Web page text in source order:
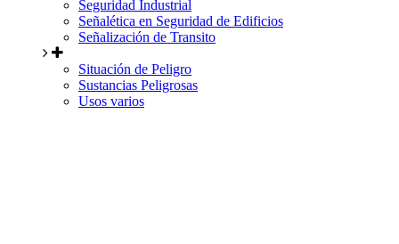
Seguridad Industrial
Señalética en Seguridad de Edificios
Señalización de Transito
Situación de Peligro
Sustancias Peligrosas
Usos varios